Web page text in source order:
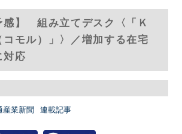
感】 組み立てデスク〈「Ｋ
コモル）」〉／増加する在宅
対応
産業新聞 連載記事